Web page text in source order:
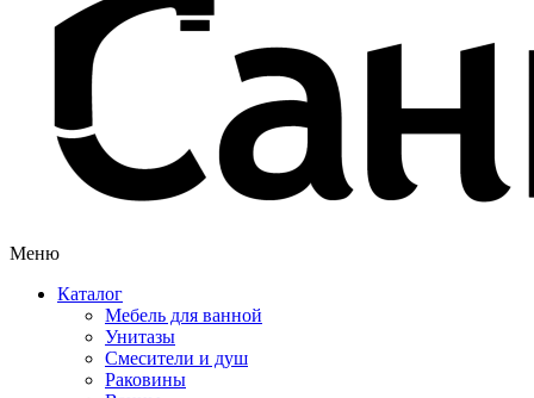
Меню
Каталог
Мебель для ванной
Унитазы
Смесители и душ
Раковины